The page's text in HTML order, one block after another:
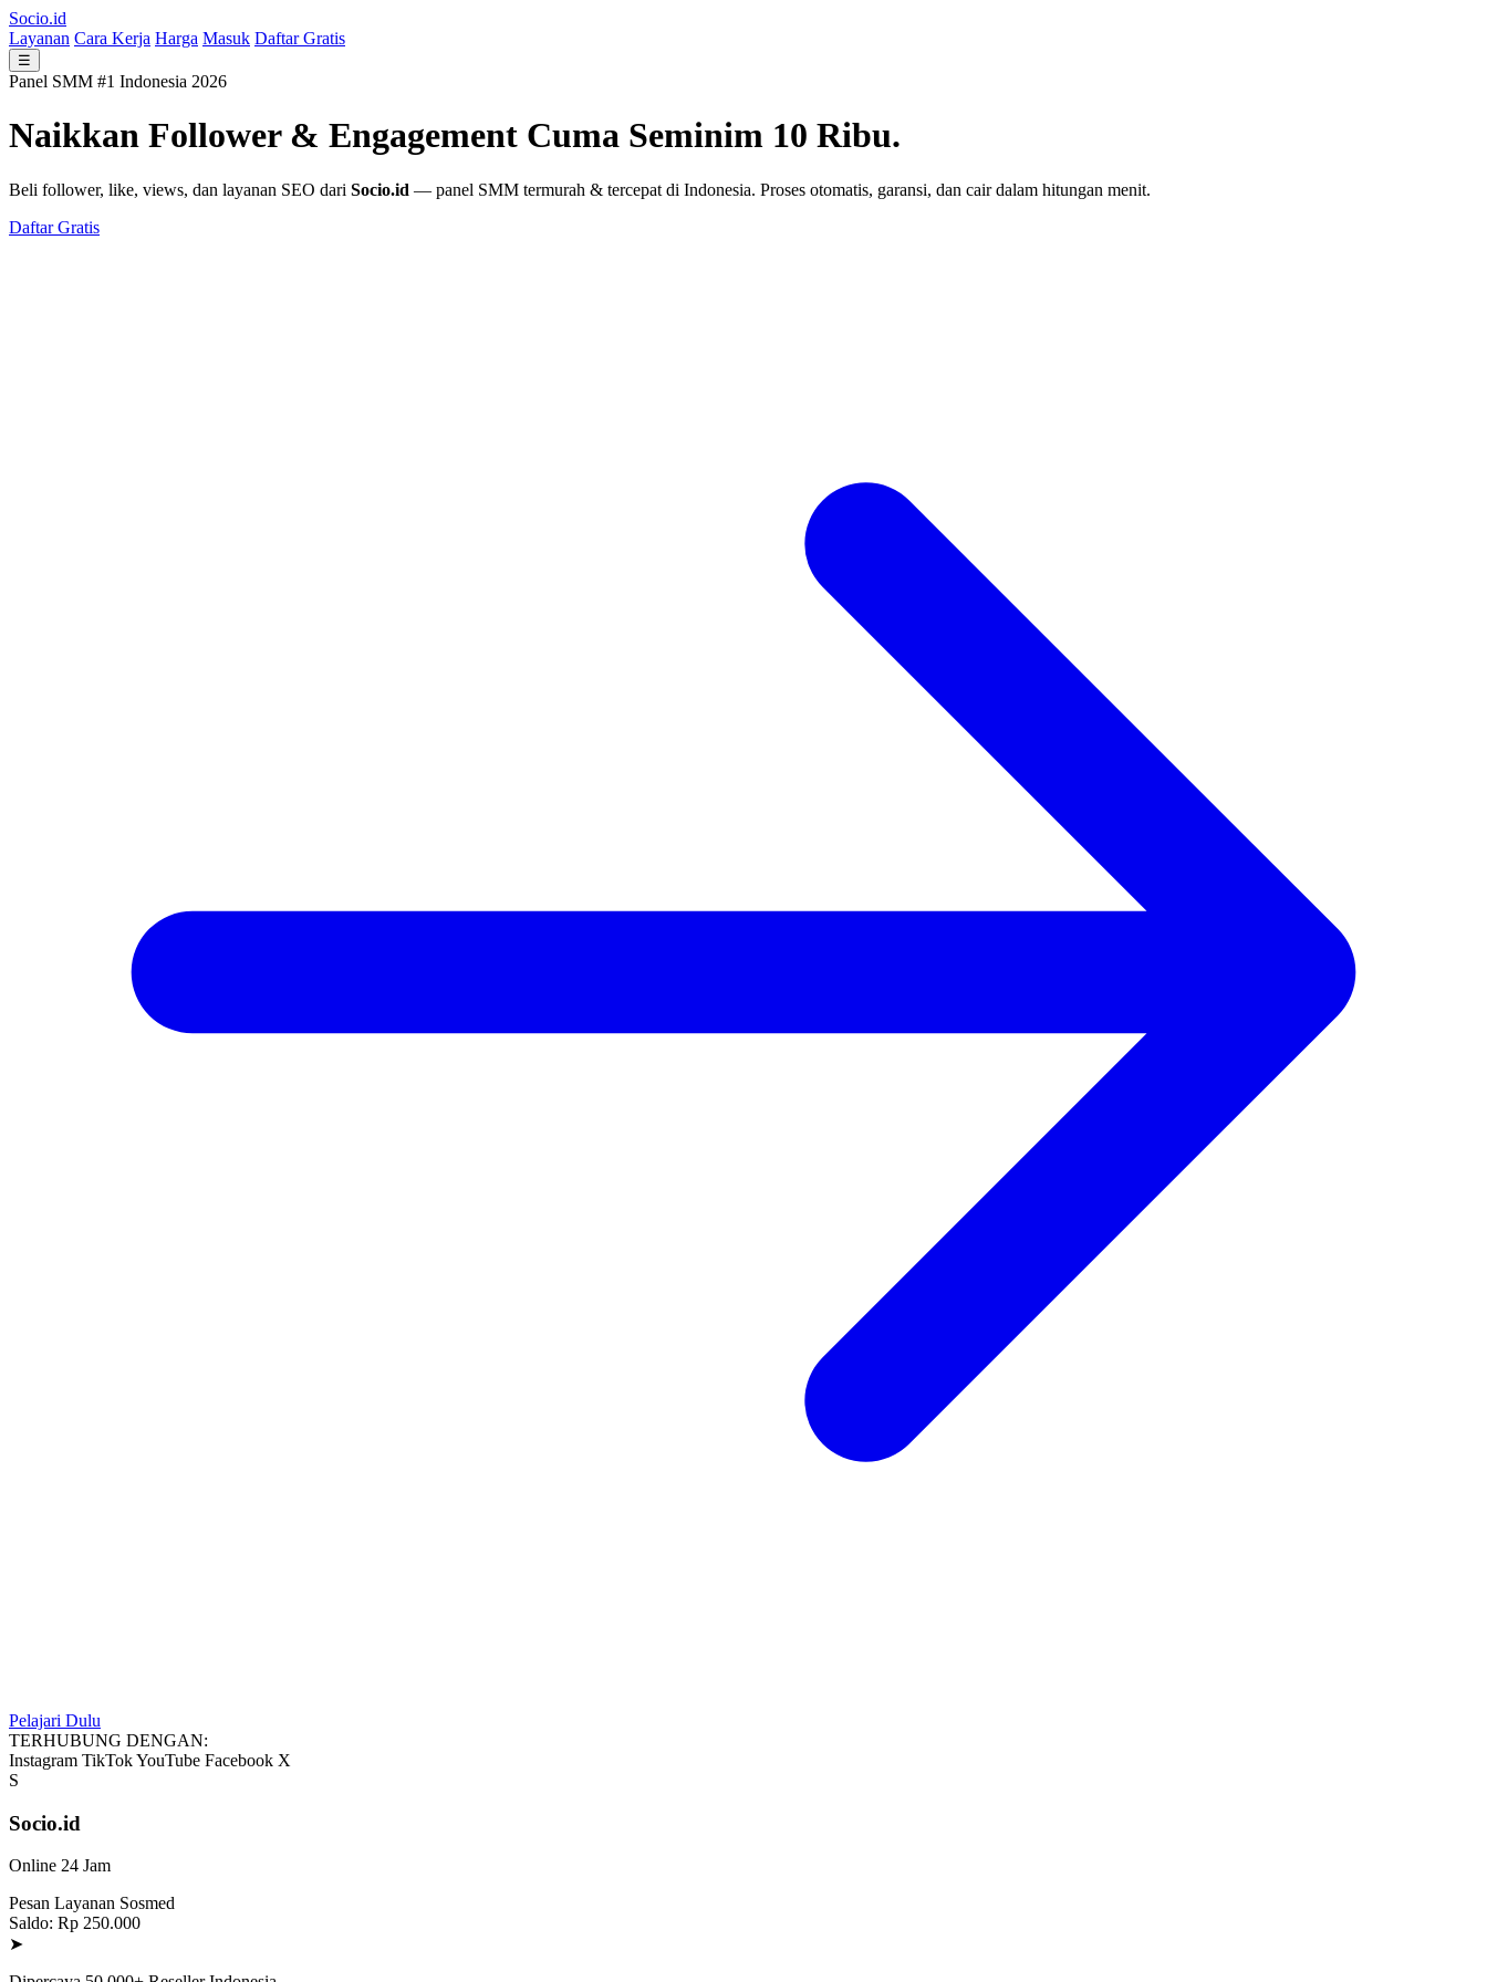
Socio.id
Layanan Cara Kerja Harga Masuk Daftar Gratis
☰
Panel SMM #1 Indonesia 2026
Naikkan Follower & Engagement Cuma Seminim 10 Ribu.
Beli follower, like, views, dan layanan SEO dari Socio.id — panel SMM termurah & tercepat di Indonesia. Proses otomatis, garansi, dan cair dalam hitungan menit.
Daftar Gratis
Pelajari Dulu
TERHUBUNG DENGAN:
Instagram TikTokYouTube Facebook X
S
Socio.id
Online 24 Jam
Pesan Layanan Sosmed
Saldo: Rp 250.000
➤